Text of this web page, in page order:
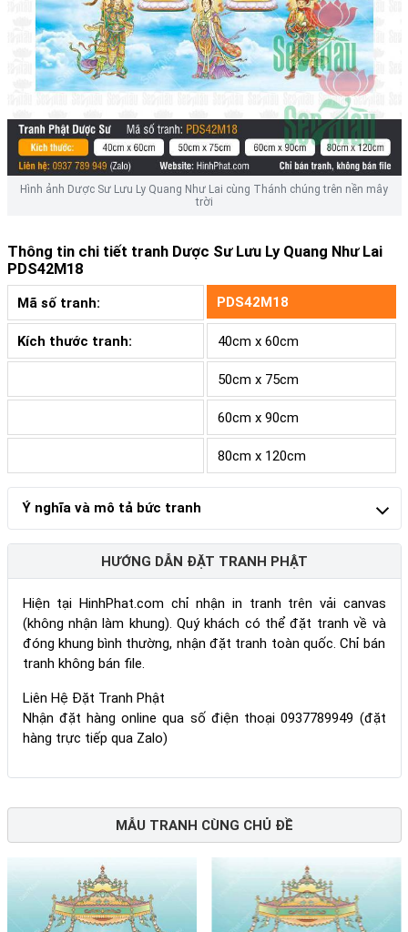
Hình ảnh Dược Sư Lưu Ly Quang Như Lai cùng Thánh chúng trên nền mây
trời
Thông tin chi tiết tranh Dược Sư Lưu Ly Quang Như Lai
PDS42M18
Mã số tranh: PDS42M18
Kích thước tranh: 40cm x 60cm
50cm x 75cm
60cm x 90cm
80cm x 120cm
Ý nghĩa và mô tả bức tranh
HƯỚNG DẪN ĐẶT TRANH PHẬT
Hiện tại HinhPhat.com chỉ nhận in tranh trên vải canvas
(không nhận làm khung). Quý khách có thể đặt tranh về và
đóng khung bình thường, nhận đặt tranh toàn quốc. Chỉ bán
tranh không bán file.
Liên Hệ Đặt Tranh Phật
Nhận đặt hàng online qua số điện thoại 0937789949 (đặt
hàng trực tiếp qua Zalo)
MẪU TRANH CÙNG CHỦ ĐỀ